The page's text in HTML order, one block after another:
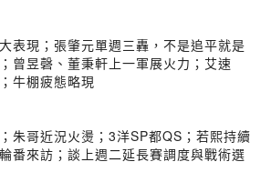
表現；張肇元單週三轟，不是追平就是
曾昱磬、董秉軒上一軍展火力；艾速
牛棚疲態略現
朱哥近況火燙；3洋SP都QS；若熙持續
番來訪；談上週二延長賽調度與戰術選